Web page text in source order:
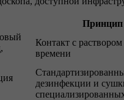
Принцип
Контакт с
времени
дезинфекции и